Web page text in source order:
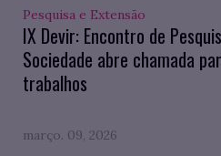
Pesquisa e Extensão
IX Devir: Encontro de
Sociedade abre chamada
trabalhos
março. 09, 2026